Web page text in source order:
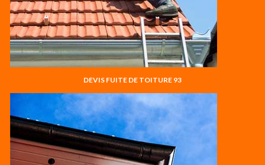
DEVIS FUITE DE TOITURE 93